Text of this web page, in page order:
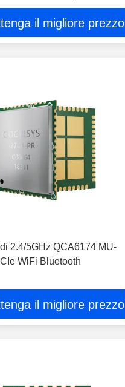
il migliore prezzo
2.4/5GHz QCA6174 MU-
WiFi Bluetooth
il migliore prezzo